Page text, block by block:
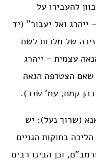
להעבירו על
ואל יעבור” (יד
של מלכות לשם
עצמית – ייהרג
שאם הצטרפה הנאה
קמח, עמ’ שנד).
(שרוך נעל): יש
בחוקות הגויים
וכן הבינו רבים